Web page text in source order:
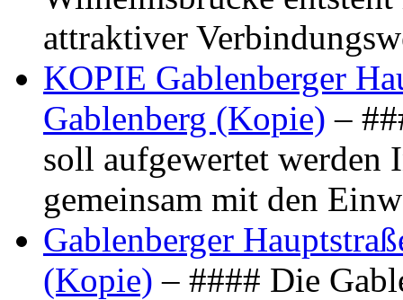
attraktiver
KOPIE Gablenberger
Gablenberg (Kopie) –
soll aufgewertet werden
gemeinsam mit den
Gablenberger
(Kopie) – #### Die